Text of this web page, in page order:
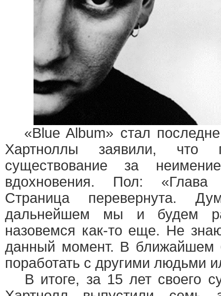
«Blue Album» стал
Хартноллы заявили, что
существование за
вдохновения. Пол:
Страница перевернута.
дальнейшем мы и будем
назовемся как-то еще. Не
данный момент. В ближайшем
поработать с другими людьми
В итоге, за 15 лет своего